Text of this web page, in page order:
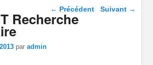
Navigation dans les
← Précédent Suivant →
Recherche
paradmin